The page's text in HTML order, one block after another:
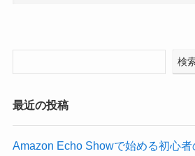
検
最近の投稿
Amazon Echo Showで始める初心